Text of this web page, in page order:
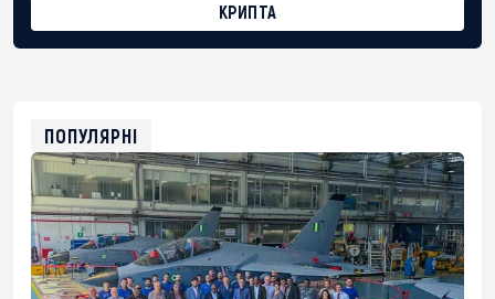
КРИПТА
0xfD02863D3289416fcF50975c9DFda13623f97758
ПОПУЛЯРНІ